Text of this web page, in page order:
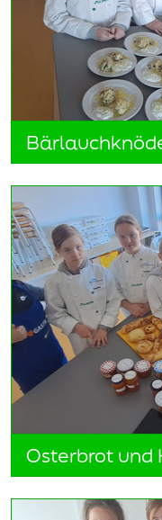
Osterbrot